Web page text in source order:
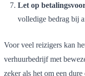
Let op
volledige bedrag bij
Voor veel reizigers kan
verhuurbedrijf met
zeker als het om een